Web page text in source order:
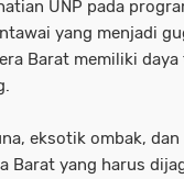
UNP pada
yang menjadi
Barat memiliki daya
eksotik ombak, dan
Barat yang harus